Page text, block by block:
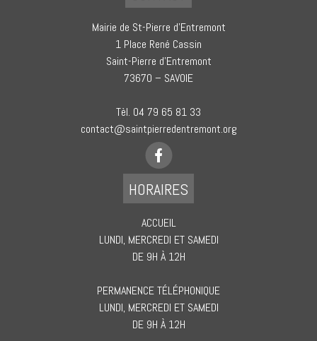
Mairie de St-Pierre d’Entremont
1 Place René Cassin
Saint-Pierre d’Entremont
73670 – SAVOIE
Tèl. 04 79 65 81 33
contact@saintpierredentremont.org
HORAIRES
ACCUEIL
LUNDI, MERCREDI ET SAMEDI
DE 9H À 12H
PERMANENCE TÉLÉPHONIQUE
LUNDI, MERCREDI ET SAMEDI
DE 9H À 12H